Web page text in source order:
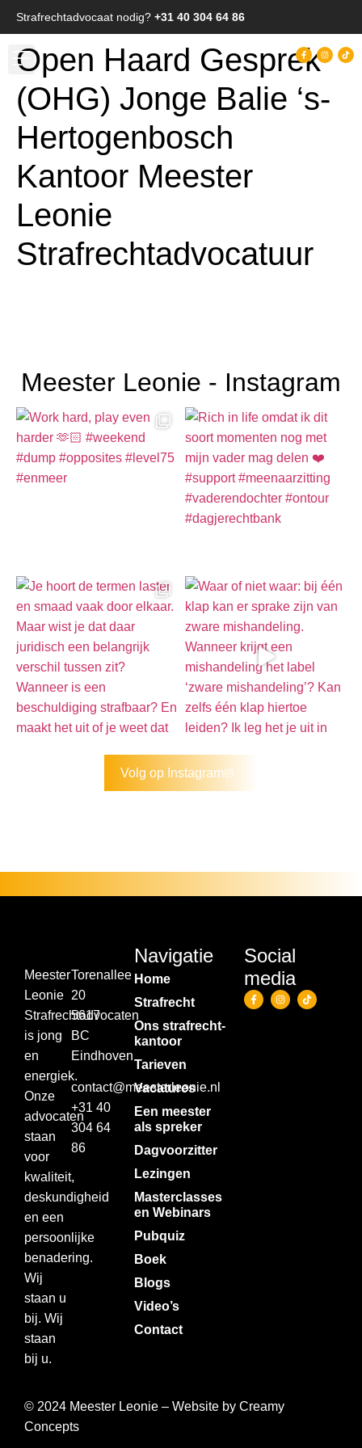
Strafrechtadvocaat nodig? +31 40 304 64 86
Open Haard Gesprek
(OHG) Jonge Balie ‘s-
Hertogenbosch
Kantoor Meester
Leonie
Strafrechtadvocatuur
Meester Leonie - Instagram
Volg op Instagram
Meester
Leonie
Strafrechtadvocaten
is jong
en
energiek.
Onze
advocaten
staan
voor
kwaliteit,
deskundigheid
en een
persoonlijke
benadering.
Wij
staan u
bij. Wij
staan
bij u.
Torenallee
20
5617
BC
Eindhoven
contact@meesterleonie.nl
+31 40
304 64
86
Navigatie
Home
Strafrecht
Ons strafrecht­
kantoor
Tarieven
Vacatures
Een meester
als spreker
Dagvoorzitter
Lezingen
Masterclasses
en Webinars
Pubquiz
Boek
Blogs
Video’s
Contact
Social
media
© 2024 Meester Leonie – Website by Creamy
Concepts